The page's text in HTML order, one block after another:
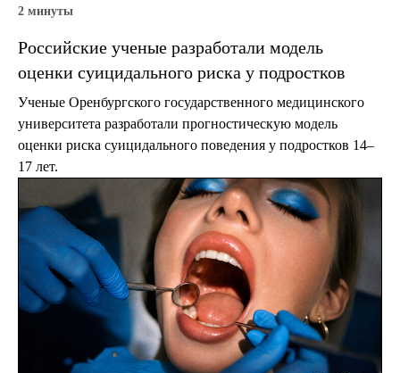
2 минуты
Российские ученые разработали модель
оценки суицидального риска у подростков
Ученые Оренбургского государственного медицинского
университета разработали прогностическую модель
оценки риска суицидального поведения у подростков 14–
17 лет.